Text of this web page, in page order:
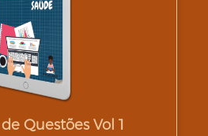
Questões Vol 1